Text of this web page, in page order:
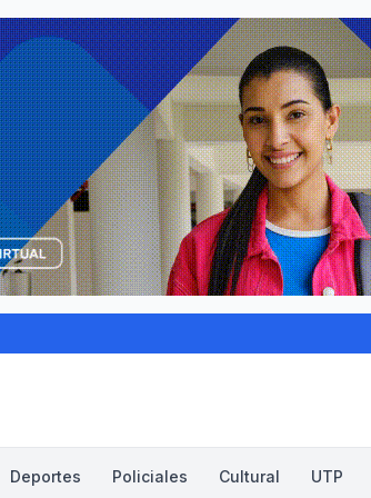
Deportes Policiales Cultural UTP